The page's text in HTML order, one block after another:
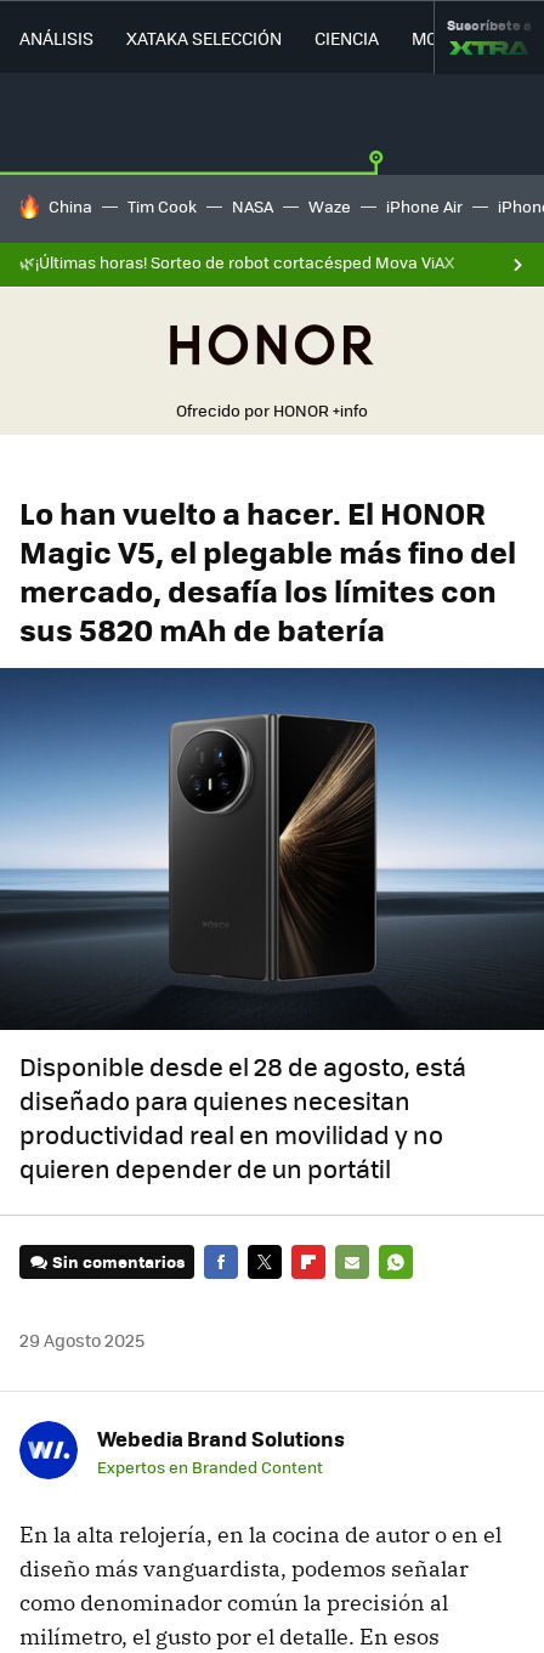
ANÁLISIS XATAKA SELECCIÓN CIENCIA MOVILIDAD
Suscríbete a
HOY SE HABLA DE
China Tim Cook NASA Waze iPhone Air
🌿¡Últimas horas! Sorteo de robot cortacésped Mova ViAX
Ofrecido por HONOR +info
Lo han vuelto a hacer. El HONOR
Magic V5, el plegable más fino del
mercado, desafía los límites con
sus 5820 mAh de batería
Disponible desde el 28 de agosto, está
diseñado para quienes necesitan
productividad real en movilidad y no
quieren depender de un portátil
Sin comentarios
29 Agosto 2025
Webedia Brand Solutions
Expertos en Branded Content
En la alta relojería, en la cocina de autor o en el
diseño más vanguardista, podemos señalar
como denominador común la precisión al
milímetro, el gusto por el detalle. En esos